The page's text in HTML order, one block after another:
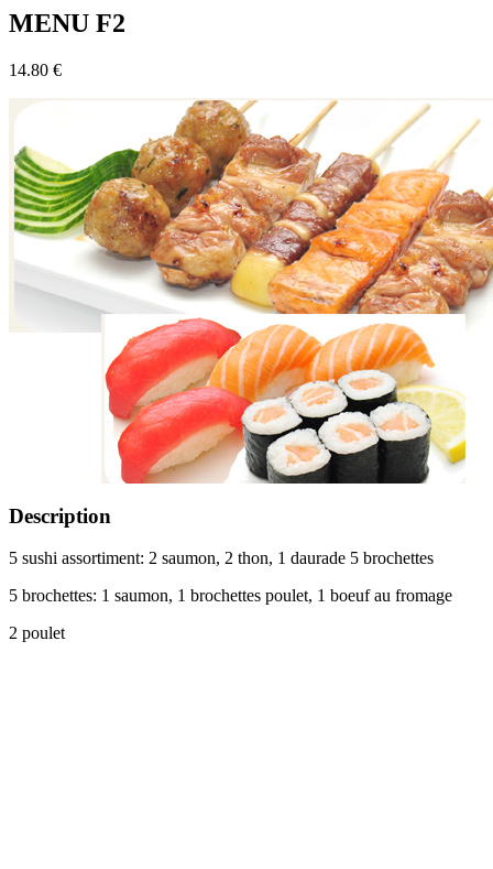
MENU F2
14.80 €
Description
5 sushi assortiment: 2 saumon, 2 thon, 1 daurade 5 brochettes
5 brochettes: 1 saumon, 1 brochettes poulet, 1 boeuf au fromage
2 poulet